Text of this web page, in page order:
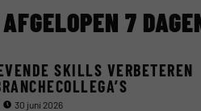
7
SKILLS VERBETEREN
30 juni 2026